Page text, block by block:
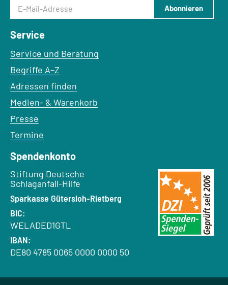
Abonnieren
Service
Service und Beratung
Begriffe A–Z
Adressen finden
Medien- & Warenkorb
Presse
Termine
Spendenkonto
Empfänger:
Stiftung Deutsche
Schlaganfall-Hilfe
Bank:
Sparkasse Gütersloh-Rietberg
BIC:
WELADED1GTL
IBAN:
DE80 4785 0065 0000 0000 50